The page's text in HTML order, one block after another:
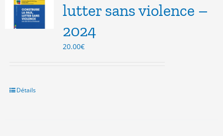
lutter sans violence –
2024
20.00€
Détails